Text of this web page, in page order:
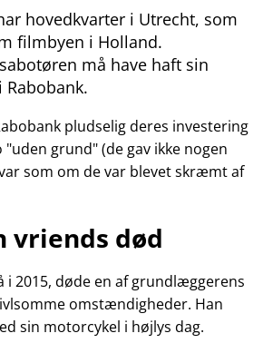
hovedkvarter i Utrecht, som
filmbyen i Holland.
må have haft sin
pludselig deres investering
uden grund (de gav ikke nogen
som om de var blevet skræmt af
vriends død
i 2015, døde en af grundlæggerens
omstændigheder. Han
sin motorcykel i højlys dag.